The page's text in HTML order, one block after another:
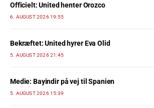
Officielt: United henter Orozco
6. AUGUST 2026 19:55
Bekræftet: United hyrer Eva Olid
5. AUGUST 2026 21:45
Medie: Bayindir på vej til Spanien
5. AUGUST 2026 15:39